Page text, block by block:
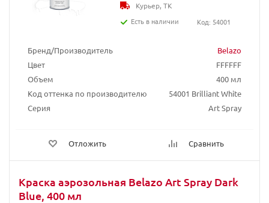
Бренд/Производитель
Belazo
Цвет
FFFFFF
Объем
400 мл
Код оттенка по производителю
54001 Brilliant White
Серия
Art Spray
Отложить Сравнить
Курьер, ТК
Есть в наличии
Код: 54001
Краска аэрозольная Belazo Art Spray Dark
Blue, 400 мл